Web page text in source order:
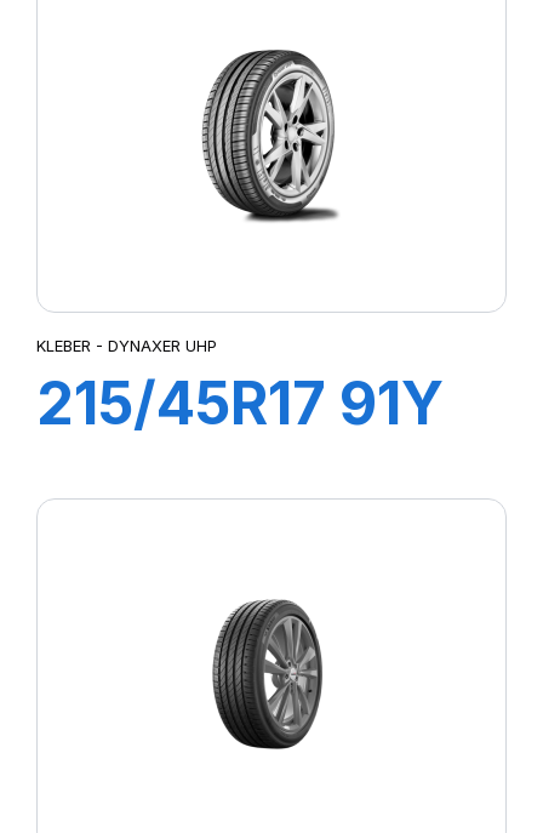
KLEBER - DYNAXER UHP
215/45R17 91Y